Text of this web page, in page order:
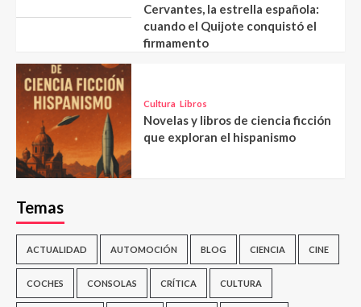
Cervantes, la estrella española:
cuando el Quijote conquistó el
firmamento
Cultura Libros
Novelas y libros de ciencia ficción
que exploran el hispanismo
Temas
ACTUALIDAD AUTOMOCIÓN BLOG CIENCIA CINE
COCHES CONSOLAS CRÍTICA CULTURA